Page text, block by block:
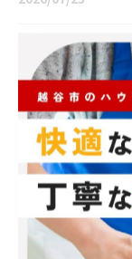
業務用エアコン
く依頼する料金
2026/07/22
1 2